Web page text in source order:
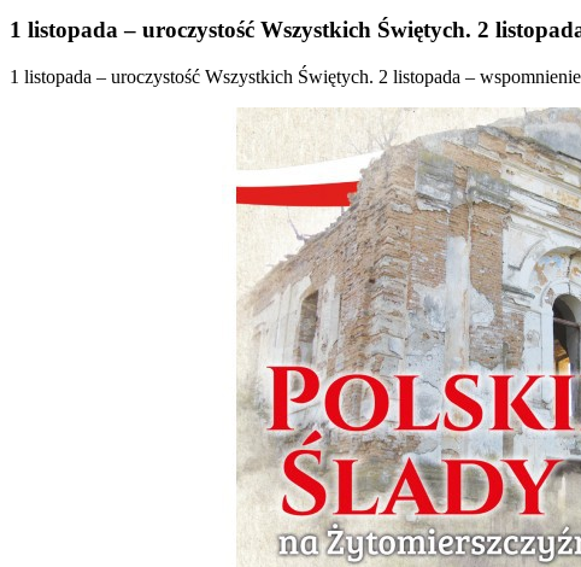
1 listopada – uroczystość Wszystkich Świętych. 2
1 listopada – uroczystość Wszystkich Świętych. 2 listopada –